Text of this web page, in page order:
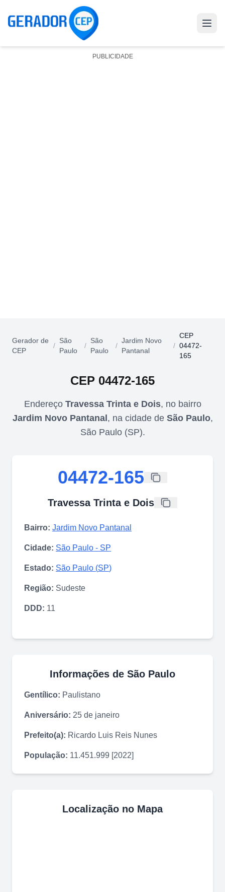
PUBLICIDADE
Gerador de
CEP
/
São
Paulo
/
São
Paulo
/
Jardim Novo
Pantanal
/
CEP
04472-
165
CEP 04472-165
Endereço Travessa Trinta e Dois, no bairro
Jardim Novo Pantanal, na cidade de São Paulo,
São Paulo(SP).
04472-165
Travessa Trinta e Dois
Bairro: Jardim Novo Pantanal
Cidade: São Paulo - SP
Estado: São Paulo (SP)
Região: Sudeste
DDD: 11
Informações de São Paulo
Gentílico: Paulistano
Aniversário: 25 de janeiro
Prefeito(a): Ricardo Luis Reis Nunes
População: 11.451.999 [2022]
Localização no Mapa